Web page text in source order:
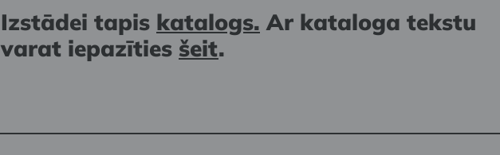
Izstādei tapis katalogs. Ar kataloga tekstu
varat iepazīties šeit.